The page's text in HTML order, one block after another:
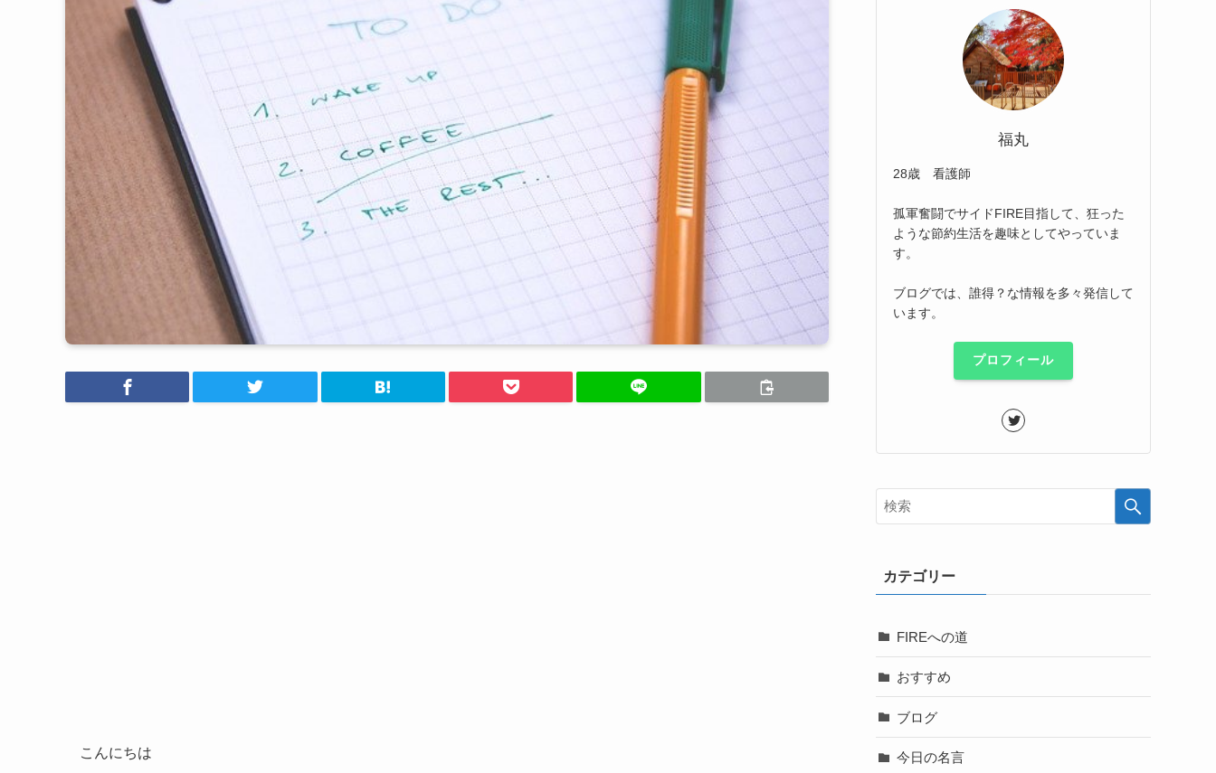
こんにちは
福丸
28歳 看護師
孤軍奮闘でサイドFIRE目指して、狂った
ような節約生活を趣味としてやっていま
す。
ブログでは、誰得？な情報を多々発信して
います。
プロフィール
カテゴリー
FIREへの道
おすすめ
ブログ
今日の名言